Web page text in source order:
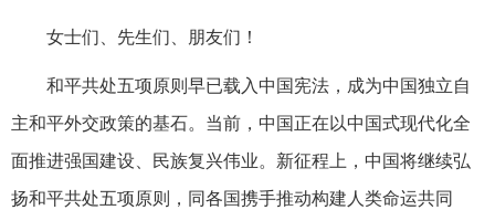
女士们、先生们、朋友们！
和平共处五项原则早已载入中国宪法，成为中国独立自
主和平外交政策的基石。当前，中国正在以中国式现代化全
面推进强国建设、民族复兴伟业。新征程上，中国将继续弘
扬和平共处五项原则，同各国携手推动构建人类命运共同